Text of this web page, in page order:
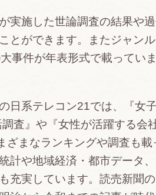
実施した世論調査の結果や
とができます。またジャン
事件が年表形式で載ってい
日系テレコン21では、『女
査』や『女性が活躍する会
ざまなランキングや調査も載
計や地域経済・都市データ
充実しています。読売新聞